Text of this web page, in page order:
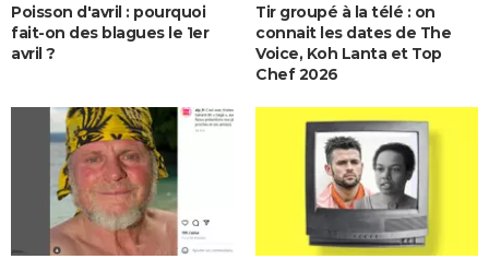
Poisson d'avril : pourquoi
fait-on des blagues le 1er
avril ?
Tir groupé à la télé : on
connait les dates de The
Voice, Koh Lanta et Top
Chef 2026